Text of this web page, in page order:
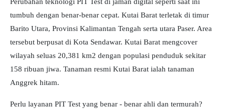
tumbuh dengan benar-benar cepat. Kutai Barat terletak di timur
Barito Utara, Provinsi Kalimantan Tengah serta utara Paser. Area
tersebut berpusat di Kota Sendawar. Kutai Barat mengcover
wilayah seluas 20,381 km2 dengan populasi penduduk sekitar
158 ribuan jiwa. Tanaman resmi Kutai Barat ialah tanaman
Anggrek hitam.
Perlu layanan PIT Test yang benar - benar ahli dan termurah?